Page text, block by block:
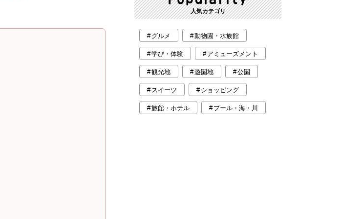
人気カテゴリ
グルメ 動物園・水族館
学び・体験 アミューズメント
観光地 遊園地 公園
スイーツ ショッピング
旅館・ホテル プール・海・川